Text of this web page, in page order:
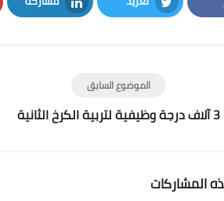
Twitter
LinkedIn
الموضوع السابق
3 آلاف درجة وظيفية لتربية الكرخ الثانية
المشاركات